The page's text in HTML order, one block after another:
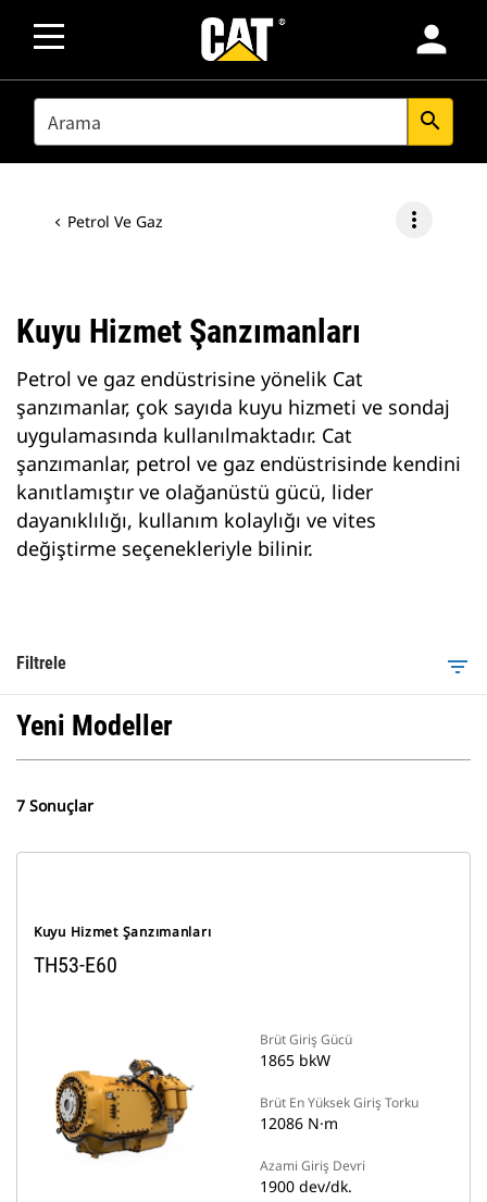
person
SEARCH search
Petrol Ve Gaz more_vert
Kuyu Hizmet Şanzımanları
Petrol ve gaz endüstrisine yönelik Cat
şanzımanlar, çok sayıda kuyu hizmeti ve sondaj
uygulamasında kullanılmaktadır. Cat
şanzımanlar, petrol ve gaz endüstrisinde kendini
kanıtlamıştır ve olağanüstü gücü, lider
dayanıklılığı, kullanım kolaylığı ve vites
değiştirme seçenekleriyle bilinir.
Filtrele filter_list
Yeni Modeller
7 Sonuçlar
Kuyu Hizmet Şanzımanları
TH53-E60
Brüt Giriş Gücü
1865 bkW
Brüt En Yüksek Giriş Torku
12086 N·m
Azami Giriş Devri
1900 dev/dk.